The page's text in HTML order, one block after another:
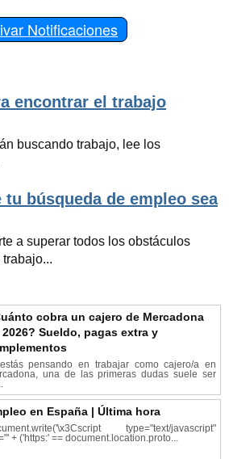
Notificaciones
encontrar el trabajo
buscando trabajo, lee los
tu búsqueda de empleo sea
a superar todos los obstáculos
cobra un cajero de Mercadona
2026? Sueldo, pagas extra y
pensando en trabajar como cajero/a en
una de las primeras dudas suele ser
en España | Última hora
type="text/javascript"
+ ('https:' == document.location.proto...